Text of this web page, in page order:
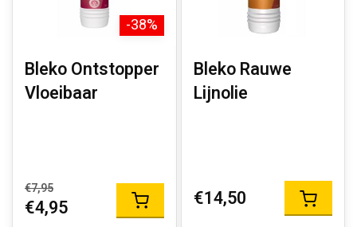
-38%
Bleko Ontstopper
Vloeibaar
€7,95
€4,95
Bleko Rauwe
Lijnolie
€14,50